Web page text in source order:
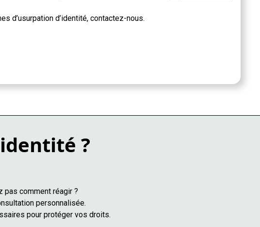
d’usurpation d’identité, contactez-nous.
?
pas comment réagir ?
personnalisée.
pour protéger vos droits.